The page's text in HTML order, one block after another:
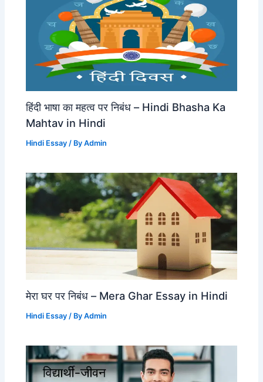
हिंदी भाषा का महत्व पर निबंध – Hindi Bhasha Ka
Mahtav in Hindi
Hindi Essay / ByAdmin
मेरा घर पर निबंध – Mera Ghar Essay in Hindi
Hindi Essay / ByAdmin